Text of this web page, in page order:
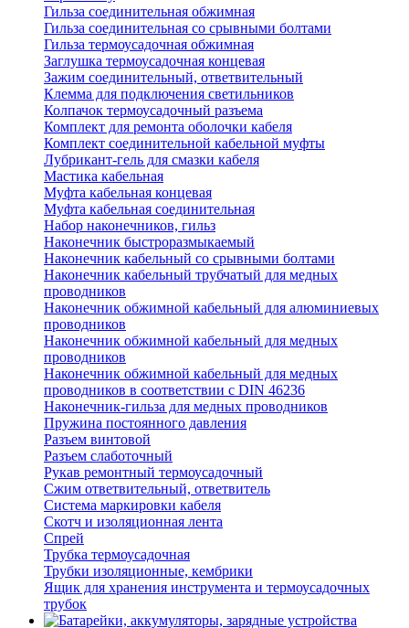
Гильза соединительная обжимная
Гильза соединительная со срывными болтами
Гильза термоусадочная обжимная
Заглушка термоусадочная концевая
Зажим соединительный, ответвительный
Клемма для подключения светильников
Колпачок термоусадочный разъема
Комплект для ремонта оболочки кабеля
Комплект соединительной кабельной муфты
Лубрикант-гель для смазки кабеля
Мастика кабельная
Муфта кабельная концевая
Муфта кабельная соединительная
Набор наконечников, гильз
Наконечник быстроразмыкаемый
Наконечник кабельный со срывными болтами
Наконечник кабельный трубчатый для медных
проводников
Наконечник обжимной кабельный для алюминиевых
проводников
Наконечник обжимной кабельный для медных
проводников
Наконечник обжимной кабельный для медных
проводников в соответствии с DIN 46236
Наконечник-гильза для медных проводников
Пружина постоянного давления
Разъем винтовой
Разъем слаботочный
Рукав ремонтный термоусадочный
Сжим ответвительный, ответвитель
Система маркировки кабеля
Скотч и изоляционная лента
Спрей
Трубка термоусадочная
Трубки изоляционные, кембрики
Ящик для хранения инструмента и термоусадочных
трубок